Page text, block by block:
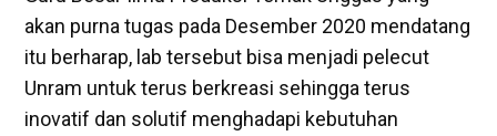
akan purna tugas pada Desember 2020 mendatang
itu berharap, lab tersebut bisa menjadi pelecut
Unram untuk terus berkreasi sehingga terus
inovatif dan solutif menghadapi kebutuhan